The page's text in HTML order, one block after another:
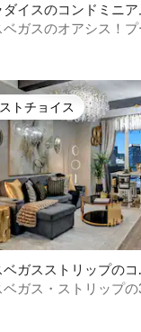
星中4.86つ星の平均
ダイスのコンドミニア
ベガスのオアシス！
星中4.99つ星の平均
トチョイス
トチョイス
ベガスストリップのコ
アム
ベガス・ストリップ